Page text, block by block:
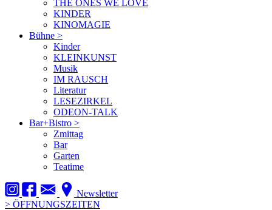
THE ONES WE LOVE
KINDER
KINOMAGIE
Bühne >
Kinder
KLEINKUNST
Musik
IM RAUSCH
Literatur
LESEZIRKEL
ODEON-TALK
Bar+Bistro >
Zmittag
Bar
Garten
Teatime
Newsletter
> ÖFFNUNGSZEITEN